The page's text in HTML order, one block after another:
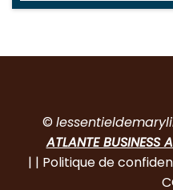
©
ATLANTE BUSINESS
| | Politique de